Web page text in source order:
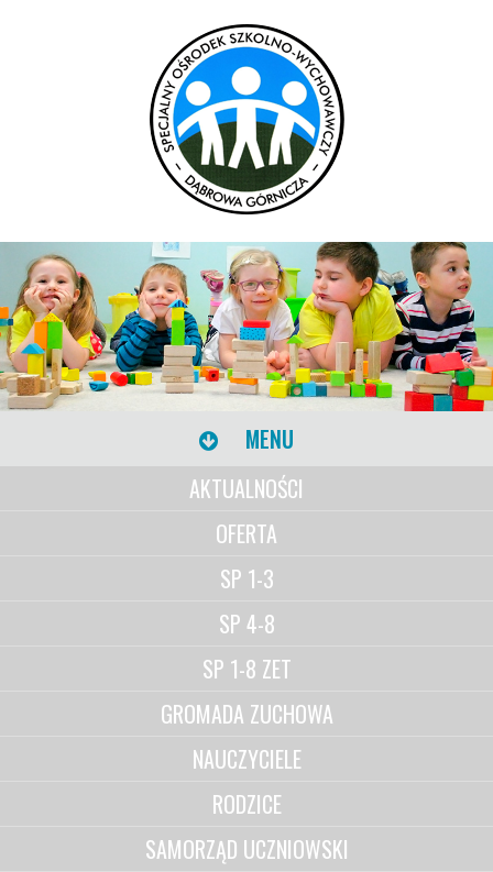
MENU
AKTUALNOŚCI
OFERTA
SP 1-3
SP 4-8
SP 1-8 ZET
GROMADA ZUCHOWA
NAUCZYCIELE
RODZICE
SAMORZĄD UCZNIOWSKI